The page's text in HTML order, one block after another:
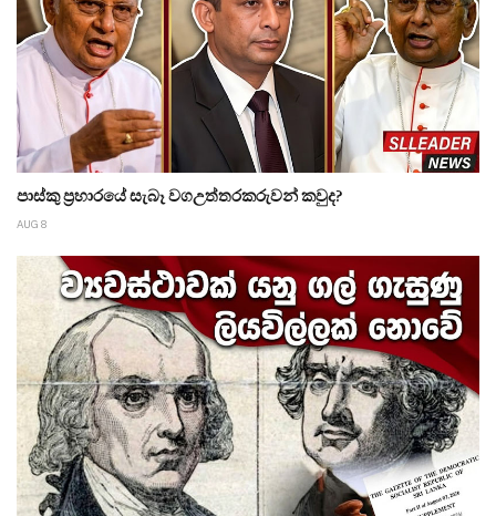
පාස්කු ප්‍රහාරයේ සැබෑ වගඋත්තරකරුවන් කවුද?
AUG 8